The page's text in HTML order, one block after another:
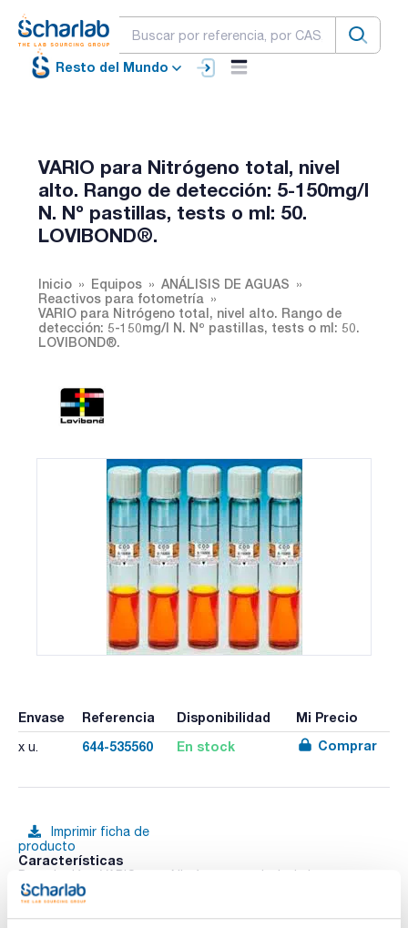
Resto del Mundo
VARIO para Nitrógeno total, nivel
alto. Rango de detección: 5-150mg/l
N. Nº pastillas, tests o ml: 50.
LOVIBOND®.
Inicio Equipos
ANÁLISIS DE AGUAS
Reactivos para fotometría
VARIO para Nitrógeno total, nivel alto. Rango de
detección: 5-150mg/l N. Nº pastillas, tests o ml: 50.
LOVIBOND®.
Envase Referencia Disponibilidad Mi Precio
x u. 644-535560 En stock Comprar
Imprimir ficha de
producto
Características
Descripción : VARIO para Nitrógeno total, nivel alto
Rango de detección : 5-150mg/l N
Nº pastillas, tests o ml : 50
Pack (u.) : 1